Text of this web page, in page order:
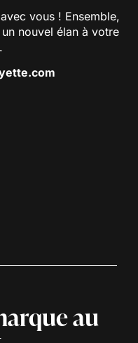
vous ! Ensemble,
nouvel élan à votre
au